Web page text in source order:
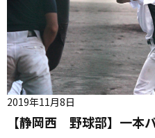
【静岡西 野球部】一本
2019年11月8日